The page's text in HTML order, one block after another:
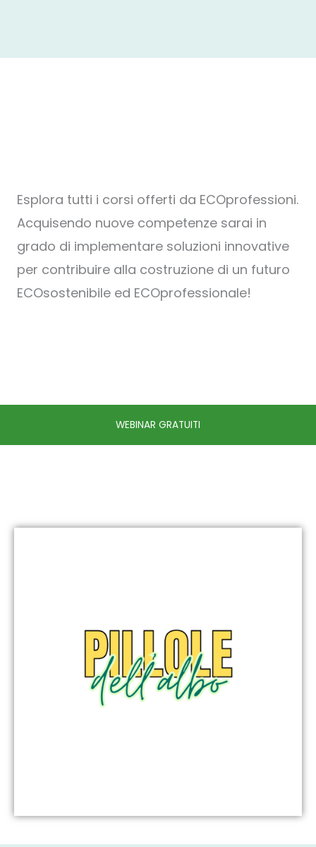
Esplora tutti i corsi offerti da ECOprofessioni.
Acquisendo nuove competenze sarai in
grado di implementare soluzioni innovative
per contribuire alla costruzione di un futuro
ECOsostenibile ed ECOprofessionale!
WEBINAR GRATUITI